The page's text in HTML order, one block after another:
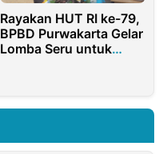
Rayakan HUT RI ke-79,
BPBD Purwakarta Gelar
Lomba Seru untuk